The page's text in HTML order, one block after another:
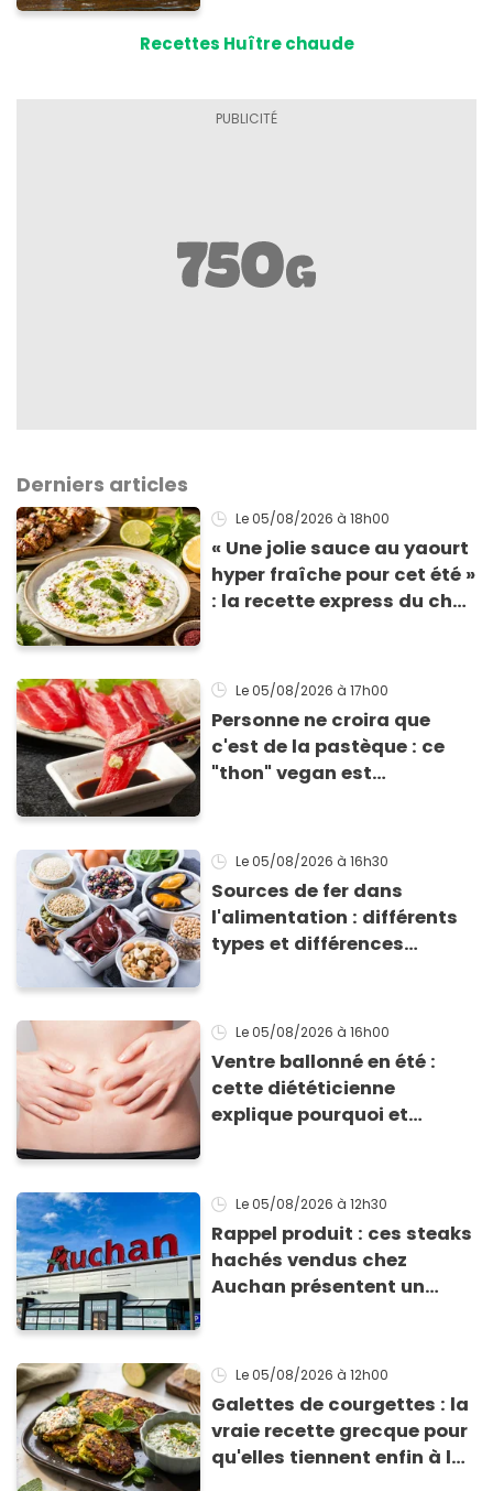
Recettes Huître chaude
Derniers articles
Le 05/08/2026 à 18h00
« Une jolie sauce au yaourt
hyper fraîche pour cet été »
: la recette express du chef
grillades
Le 05/08/2026 à 17h00
Personne ne croira que
c'est de la pastèque : ce
"thon" vegan est
Le 05/08/2026 à 16h30
Sources de fer dans
l'alimentation : différents
types et différences
Le 05/08/2026 à 16h00
Ventre ballonné en été :
cette diététicienne
explique pourquoi et
Le 05/08/2026 à 12h30
Rappel produit : ces steaks
hachés vendus chez
Auchan présentent un
Le 05/08/2026 à 12h00
Galettes de courgettes : la
vraie recette grecque pour
qu'elles tiennent enfin à la